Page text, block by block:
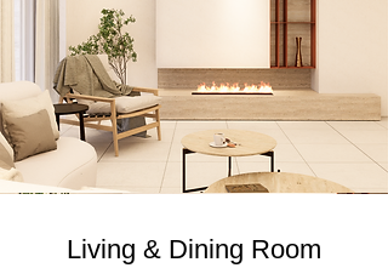
Living & Dining Room